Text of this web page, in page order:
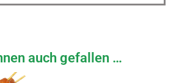
auch gefallen …